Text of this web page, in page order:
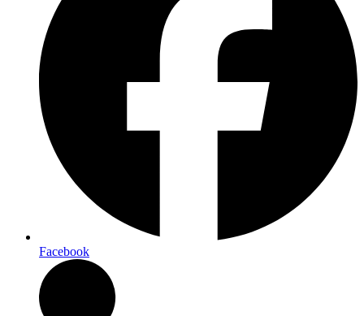
Facebook